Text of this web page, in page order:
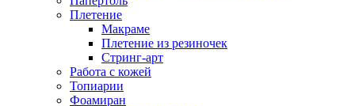
Плетение
Макраме
Плетение из резиночек
Стринг-арт
Работа с кожей
Топиарии
Фоамиран